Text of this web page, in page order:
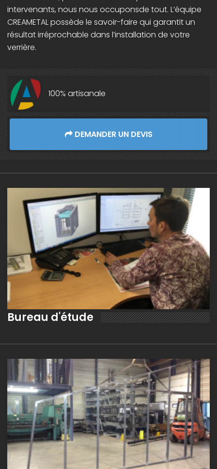
intervenants, nous nous occuponsde tout. L’équipe
CREAMETAL possède le savoir-faire qui garantit un
résultat irréprochable dans l’installation de votre
verrière.
100% artisanale
DEMANDER UN DEVIS
EN SAVOIR PLUS
Bureau d'étude